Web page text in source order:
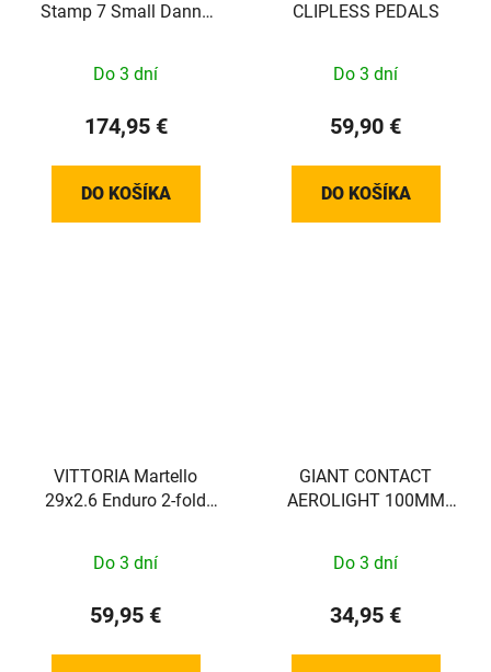
Stamp 7 Small Danny
Do 3 dní
174,95 €
DO KOŠÍKA
CLIPLESS PEDALS
Do 3 dní
59,90 €
DO KOŠÍKA
VITTORIA Martello
29x2.6 Enduro 2-fold
Do 3 dní
59,95 €
GIANT CONTACT
AEROLIGHT 100MM
Do 3 dní
34,95 €